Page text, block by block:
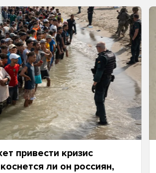
привести кризис
ли он россиян,